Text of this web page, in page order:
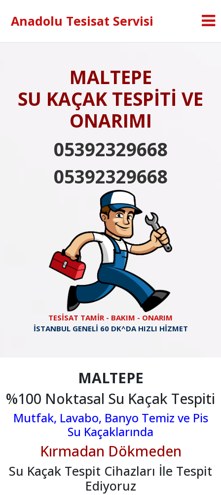
Anadolu Tesisat Servisi
MALTEPE
SU KAÇAK TESPİTİ VE
ONARIMI
05392329668
05392329668
TESİSAT TAMİR - BAKIM - ONARIM
İSTANBUL GENELİ 60 DK^DA HIZLI HİZMET
MALTEPE
%100 Noktasal Su Kaçak Tespiti
Mutfak, Lavabo, Banyo Temiz ve Pis
Su Kaçaklarında
Kırmadan Dökmeden
Su Kaçak Tespit Cihazları İle Tespit
Ediyoruz